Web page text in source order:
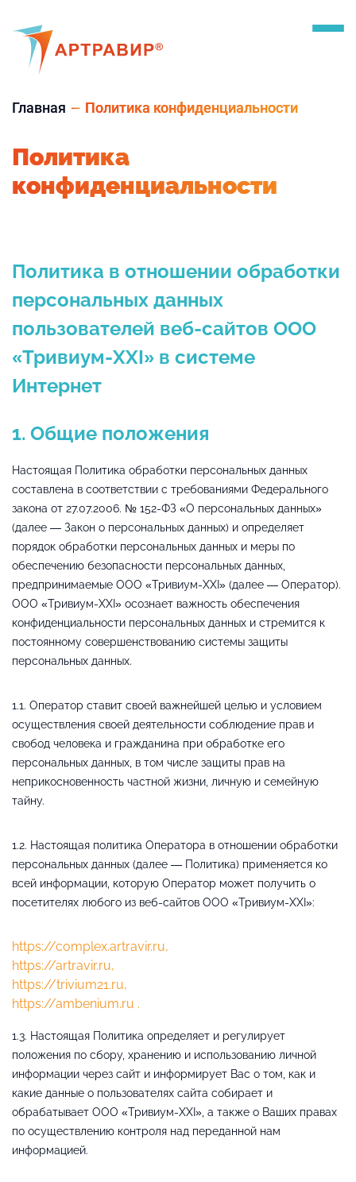
Главная Политика конфиденциальности
Политика
конфиденциальности
Политика в отношении обработки
персональных данных
пользователей веб-сайтов ООО
«Тривиум-XXI» в системе
Интернет
1. Общие положения
Настоящая Политика обработки персональных данных
составлена в соответствии с требованиями Федерального
закона от 27.07.2006. № 152-ФЗ «О персональных данных»
(далее — Закон о персональных данных) и определяет
порядок обработки персональных данных и меры по
обеспечению безопасности персональных данных,
предпринимаемые ООО «Тривиум-XXI» (далее — Оператор).
ООО «Тривиум-XXI» осознает важность обеспечения
конфиденциальности персональных данных и стремится к
постоянному совершенствованию системы защиты
персональных данных.
1.1. Оператор ставит своей важнейшей целью и условием
осуществления своей деятельности соблюдение прав и
свобод человека и гражданина при обработке его
персональных данных, в том числе защиты прав на
неприкосновенность частной жизни, личную и семейную
тайну.
1.2. Настоящая политика Оператора в отношении обработки
персональных данных (далее — Политика) применяется ко
всей информации, которую Оператор может получить о
посетителях любого из веб-сайтов ООО «Тривиум-XXI»:
https://complex.artravir.ru,
https://artravir.ru,
https://trivium21.ru,
https://ambenium.ru .
1.3. Настоящая Политика определяет и регулирует
положения по сбору, хранению и использованию личной
информации через сайт и информирует Вас о том, как и
какие данные о пользователях сайта собирает и
обрабатывает ООО «Тривиум-XXI», а также о Ваших правах
по осуществлению контроля над переданной нам
информацией.